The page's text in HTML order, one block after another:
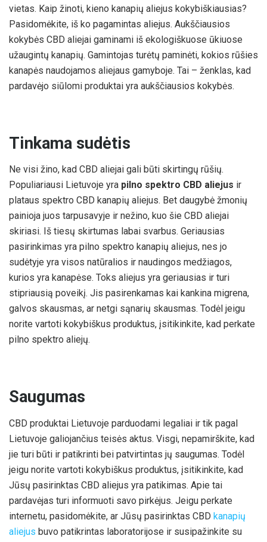
vietas. Kaip žinoti, kieno kanapių aliejus kokybiškiausias?
Pasidomėkite, iš ko pagamintas aliejus. Aukščiausios
kokybės CBD aliejai gaminami iš ekologiškuose ūkiuose
užaugintų kanapių. Gamintojas turėtų paminėti, kokios rūšies
kanapės naudojamos aliejaus gamyboje. Tai – ženklas, kad
pardavėjo siūlomi produktai yra aukščiausios kokybės.
Tinkama sudėtis
Ne visi žino, kad CBD aliejai gali būti skirtingų rūšių.
Populiariausi Lietuvoje yra pilno spektro CBD aliejus ir
plataus spektro CBD kanapių aliejus. Bet daugybė žmonių
painioja juos tarpusavyje ir nežino, kuo šie CBD aliejai
skiriasi. Iš tiesų skirtumas labai svarbus. Geriausias
pasirinkimas yra pilno spektro kanapių aliejus, nes jo
sudėtyje yra visos natūralios ir naudingos medžiagos,
kurios yra kanapėse. Toks aliejus yra geriausias ir turi
stipriausią poveikį. Jis pasirenkamas kai kankina migrena,
galvos skausmas, ar netgi sąnarių skausmas. Todėl jeigu
norite vartoti kokybiškus produktus, įsitikinkite, kad perkate
pilno spektro aliejų.
Saugumas
CBD produktai Lietuvoje parduodami legaliai ir tik pagal
Lietuvoje galiojančius teisės aktus. Visgi, nepamirškite, kad
jie turi būti ir patikrinti bei patvirtintas jų saugumas. Todėl
jeigu norite vartoti kokybiškus produktus, įsitikinkite, kad
Jūsų pasirinktas CBD aliejus yra patikimas. Apie tai
pardavėjas turi informuoti savo pirkėjus. Jeigu perkate
internetu, pasidomėkite, ar Jūsų pasirinktas CBD kanapių
aliejus buvo patikrintas laboratorijose ir susipažinkite su